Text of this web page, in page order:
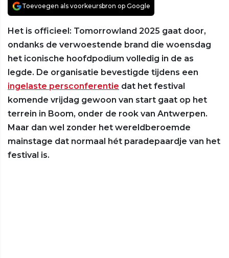
Toevoegen als voorkeursbron op Google
Het is officieel: Tomorrowland 2025 gaat door,
ondanks de verwoestende brand die woensdag
het iconische hoofdpodium volledig in de as
legde. De organisatie bevestigde tijdens een
ingelaste persconferentie dat het festival
komende vrijdag gewoon van start gaat op het
terrein in Boom, onder de rook van Antwerpen.
Maar dan wel zonder het wereldberoemde
mainstage dat normaal hét paradepaardje van het
festival is.